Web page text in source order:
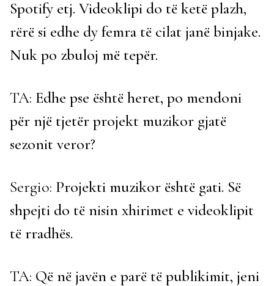
Spotify etj. Videoklipi do të ketë plazh,
rërë si edhe dy femra të cilat janë binjake.
Nuk po zbuloj më tepër.
TA: Edhe pse është heret, po mendoni
për një tjetër projekt muzikor gjatë
sezonit veror?
Sergio: Projekti muzikor është gati. Së
shpejti do të nisin xhirimet e videoklipit
të rradhës.
TA: Që në javën e parë të publikimit, jeni